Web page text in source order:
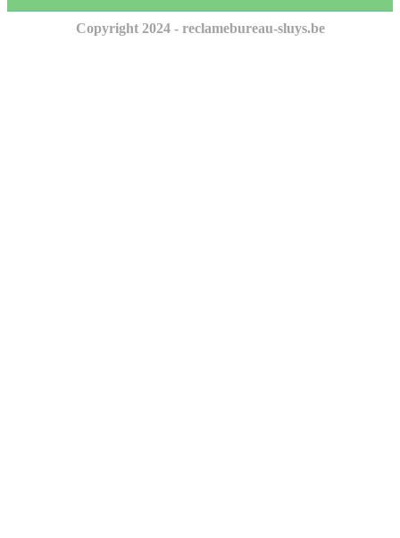
Copyright 2024 - reclamebureau-sluys.be